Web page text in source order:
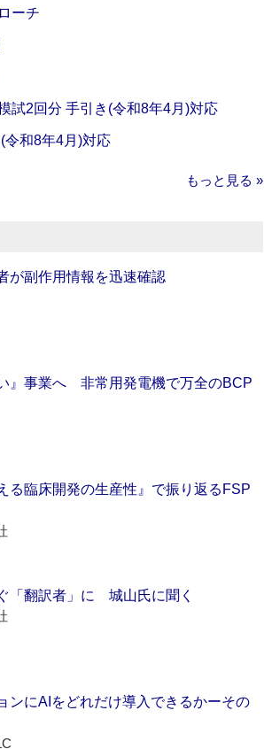
ーチ
試2回分 手引き(令和8年4月)対応
令和8年4月)対応
もっと見る »
が副作用情報を迅速確認
』事業へ 非常用発電機で万全のBCP
る臨床開発の生産性』で振り返るFSP
「翻訳者」に 城山氏に聞く
ンにAIをどれだけ導入できるかーその